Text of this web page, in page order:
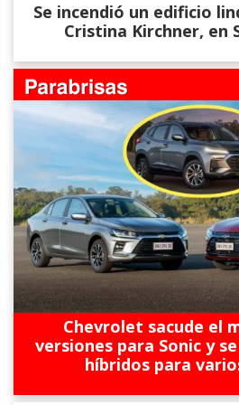
Se incendió un edificio
Cristina Kirchner, en
Chevrolet sacude el
versiones para Sonic y
híbridos para